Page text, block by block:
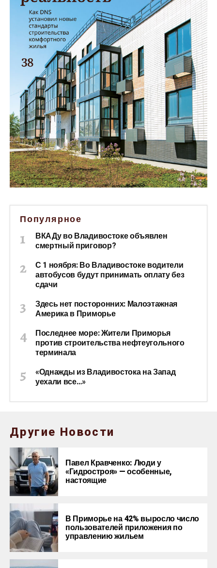
Популярное
ВКАДу во Владивостоке объявлен
смертный приговор?
С 1 ноября: Во Владивостоке водители
автобусов будут принимать оплату без
сдачи
Здесь нет посторонних: Малоэтажная
Америка в Приморье
Последнее море: Жители Приморья
против строительства нефтеугольного
терминала
«Однажды из Владивостока на Запад
уехали все…»
Другие Новости
Павел Кравченко: Люди у
«Гидростроя» — особенные,
настоящие
В Приморье на 42% выросло число
пользователей приложения по
управлению жильем